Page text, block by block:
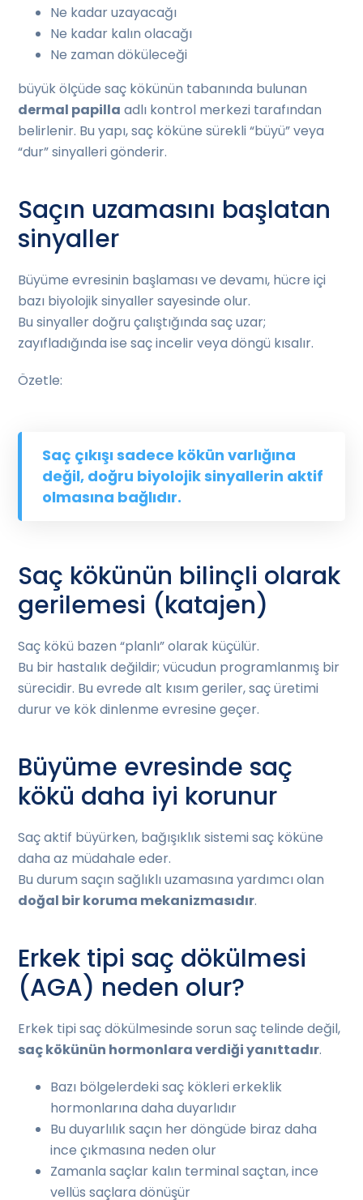
Ne kadar uzayacağı
Ne kadar kalın olacağı
Ne zaman döküleceği
büyük ölçüde saç kökünün tabanında bulunan
dermal papilla adlı kontrol merkezi tarafından
belirlenir. Bu yapı, saç köküne sürekli “büyü” veya
“dur” sinyalleri gönderir.
Saçın uzamasını başlatan
sinyaller
Büyüme evresinin başlaması ve devamı, hücre içi
bazı biyolojik sinyaller sayesinde olur.
Bu sinyaller doğru çalıştığında saç uzar;
zayıfladığında ise saç incelir veya döngü kısalır.
Özetle:
Saç çıkışı sadece kökün varlığına
değil, doğru biyolojik sinyallerin aktif
olmasına bağlıdır.
Saç kökünün bilinçli olarak
gerilemesi (katajen)
Saç kökü bazen “planlı” olarak küçülür.
Bu bir hastalık değildir; vücudun programlanmış bir
sürecidir. Bu evrede alt kısım geriler, saç üretimi
durur ve kök dinlenme evresine geçer.
Büyüme evresinde saç
kökü daha iyi korunur
Saç aktif büyürken, bağışıklık sistemi saç köküne
daha az müdahale eder.
Bu durum saçın sağlıklı uzamasına yardımcı olan
doğal bir koruma mekanizmasıdır.
Erkek tipi saç dökülmesi
(AGA) neden olur?
Erkek tipi saç dökülmesinde sorun saç telinde değil,
saç kökünün hormonlara verdiği yanıttadır.
Bazı bölgelerdeki saç kökleri erkeklik
hormonlarına daha duyarlıdır
Bu duyarlılık saçın her döngüde biraz daha
ince çıkmasına neden olur
Zamanla saçlar kalın terminal saçtan, ince
vellüs saçlara dönüşür